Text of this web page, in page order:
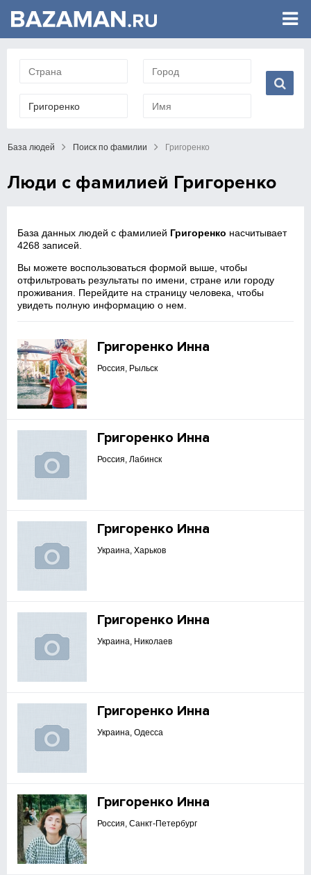
База людей Поиск по фамилии Григоренко
Люди с фамилией Григоренко
База данных людей с фамилией Григоренко насчитывает
4268 записей.
Вы можете воспользоваться формой выше, чтобы
отфильтровать результаты по имени, стране или городу
проживания. Перейдите на страницу человека, чтобы
увидеть полную информацию о нем.
Григоренко Инна
Россия, Рыльск
Григоренко Инна
Россия, Лабинск
Григоренко Инна
Украина, Харьков
Григоренко Инна
Украина, Николаев
Григоренко Инна
Украина, Одесса
Григоренко Инна
Россия, Санкт-Петербург